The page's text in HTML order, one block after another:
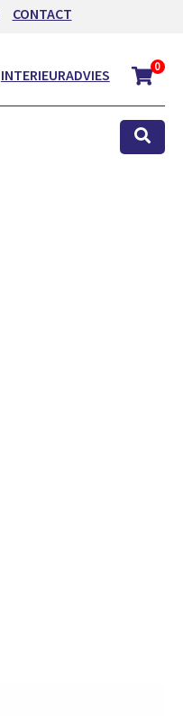
CONTACT
INTERIEURADVIES 0